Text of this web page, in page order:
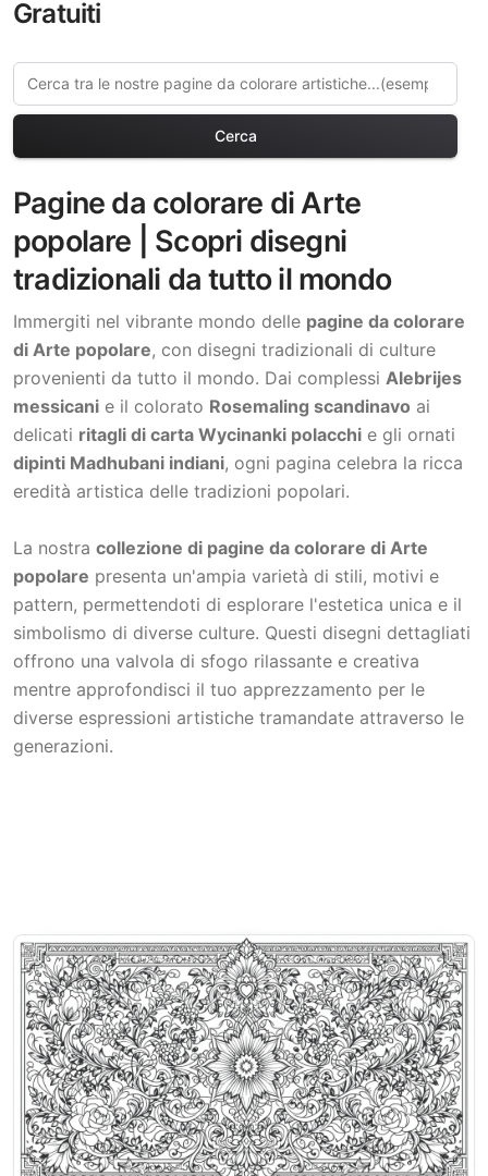
Gratuiti
Cerca
Pagine da colorare di Arte
popolare | Scopri disegni
tradizionali da tutto il mondo
Immergiti nel vibrante mondo delle pagine da colorare
di Arte popolare, con disegni tradizionali di culture
provenienti da tutto il mondo. Dai complessi Alebrijes
messicani e il colorato Rosemaling scandinavo ai
delicati ritagli di carta Wycinanki polacchi e gli ornati
dipinti Madhubani indiani, ogni pagina celebra la ricca
eredità artistica delle tradizioni popolari.
La nostra collezione di pagine da colorare di Arte
popolare presenta un'ampia varietà di stili, motivi e
pattern, permettendoti di esplorare l'estetica unica e il
simbolismo di diverse culture. Questi disegni dettagliati
offrono una valvola di sfogo rilassante e creativa
mentre approfondisci il tuo apprezzamento per le
diverse espressioni artistiche tramandate attraverso le
generazioni.